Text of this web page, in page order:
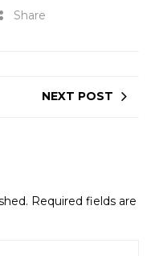
Share
NEXT POST
Required fields are